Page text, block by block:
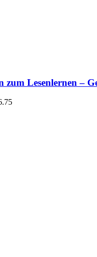
Lesenlernen –